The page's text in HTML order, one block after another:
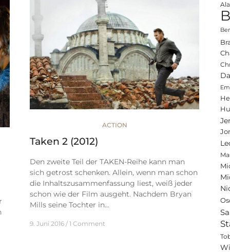
ACTION
Taken 2 (2012)
Den zweite Teil der TAKEN-Reihe kann man
sich getrost schenken. Allein, wenn man schon
die Inhaltszusammenfassung liest, weiß jeder
schon wie der Film ausgeht. Nachdem Bryan
Mills seine Tochter in…
9. Juni 2016 1 Comment